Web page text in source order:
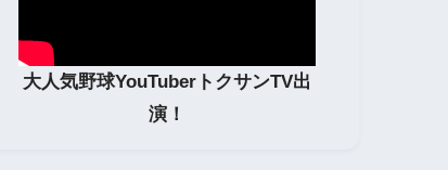
大人気野球YouTuberトクサンTV出
演！